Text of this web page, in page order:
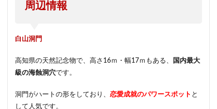
周辺情報
白山洞門
高知県の天然記念物で、高さ16ｍ・幅17ｍもある、
国内最大
級の海蝕洞穴です。
洞門がハートの形をしており、 恋愛成就のパワースポット と
して人気です。